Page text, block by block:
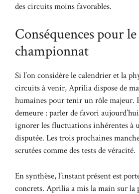
des circuits moins favorables.
Conséquences pour le
championnat
Si l’on considère le calendrier et la
circuits à venir, Aprilia dispose de
humaines pour tenir un rôle majeur.
demeure : parler de favori
ignorer les fluctuations inhérentes à
disputée. Les trois prochaines
scrutées comme des tests de véracité.
En synthèse, l’instant présent est
concrets. Aprilia a mis la main sur la